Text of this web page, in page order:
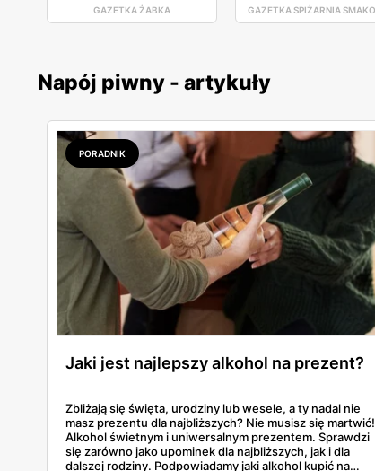
GAZETKA ŻABKA GAZETKA SPIŻARNIA
Napój piwny - artykuły
PORADNIK
Jaki jest najlepszy alkohol na prezent?
Zbliżają się święta, urodziny lub wesele, a ty nadal nie
masz prezentu dla najbliższych? Nie musisz się martwić!
Alkohol świetnym i uniwersalnym prezentem. Sprawdzi
się zarówno jako upominek dla najbliższych, jak i dla
dalszej rodziny. Podpowiadamy jaki alkohol kupić na